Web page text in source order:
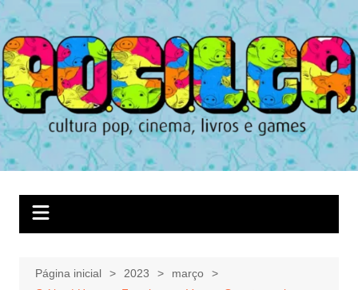
Ir
para
o
conteúdo
Página inicial 2023
março